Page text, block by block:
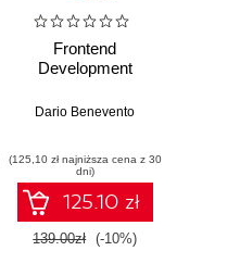
Frontend
Development
Dario Benevento
(125,10 zł najniższa cena z 30
dni)
125.10 zł
139.00zł (-10%)